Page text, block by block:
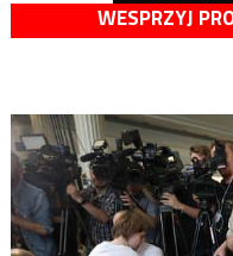
WESPRZYJ